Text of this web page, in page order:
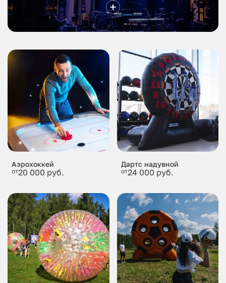
Аэрохоккей
от20 000 руб.
Дартс надувной
от24 000 руб.